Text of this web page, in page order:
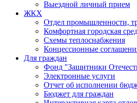
Выездной личный прием
ЖКХ
Отдел промышленности,
Комфортная городская
Схемы теплоснабжения
Концессионные
Для граждан
Фонд "Защитники
Электронные услуги
Отчет об исполнении
Бюджет для граждан